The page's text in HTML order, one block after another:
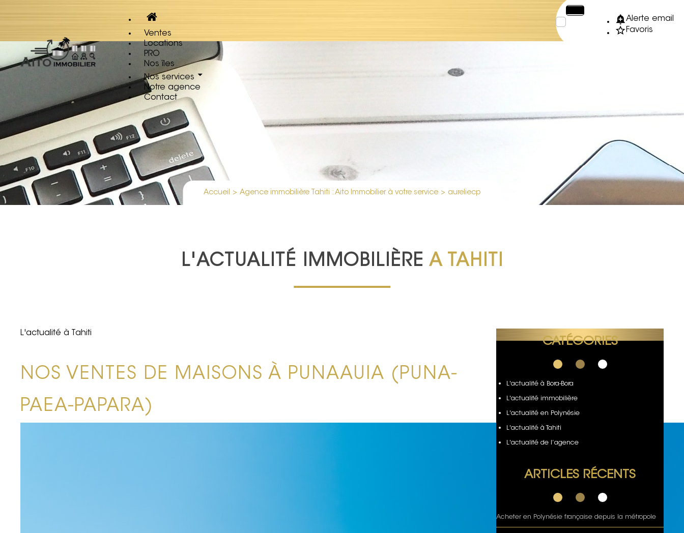
Alerte email
Favoris
Ventes
Locations
PRO
Nos îles
Nos services
Notre agence
Contact
Accueil > Agence immobilière Tahiti : Aito Immobilier à votre service > aureliecp
L'ACTUALITÉ IMMOBILIÈRE A TAHITI
L'actualité à Tahiti
NOS VENTES DE MAISONS À PUNAAUIA (PUNA-
PAEA-PAPARA)
CATÉGORIES
L'actualité à Bora-Bora
L'actualité immobilière
L'actualité en Polynésie
L'actualité à Tahiti
L'actualité de l’agence
ARTICLES RÉCENTS
Acheter en Polynésie française depuis la métropole